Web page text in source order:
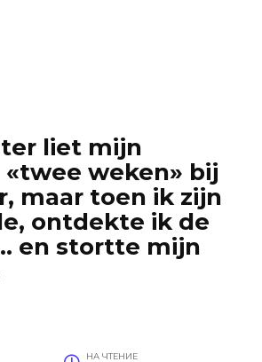
liet mijn
weken» bij
maar toen ik zijn
ontdekte ik de
en stortte mijn
НА ЧТЕНИЕ